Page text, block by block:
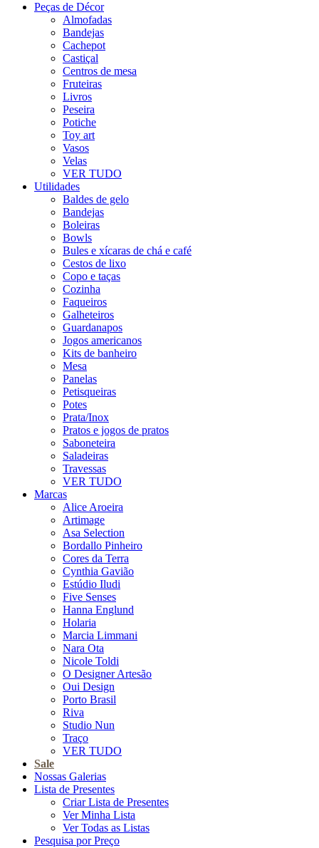
Peças de Décor
Almofadas
Bandejas
Cachepot
Castiçal
Centros de mesa
Fruteiras
Livros
Peseira
Potiche
Toy art
Vasos
Velas
VER TUDO
Utilidades
Baldes de gelo
Bandejas
Boleiras
Bowls
Bules e xícaras de chá e café
Cestos de lixo
Copo e taças
Cozinha
Faqueiros
Galheteiros
Guardanapos
Jogos americanos
Kits de banheiro
Mesa
Panelas
Petisqueiras
Potes
Prata/Inox
Pratos e jogos de pratos
Saboneteira
Saladeiras
Travessas
VER TUDO
Marcas
Alice Aroeira
Artimage
Asa Selection
Bordallo Pinheiro
Cores da Terra
Cynthia Gavião
Estúdio Iludi
Five Senses
Hanna Englund
Holaria
Marcia Limmani
Nara Ota
Nicole Toldi
O Designer Artesão
Oui Design
Porto Brasil
Riva
Studio Nun
Traço
VER TUDO
Sale
Nossas Galerias
Lista de Presentes
Criar Lista de Presentes
Ver Minha Lista
Ver Todas as Listas
Pesquisa por Preço